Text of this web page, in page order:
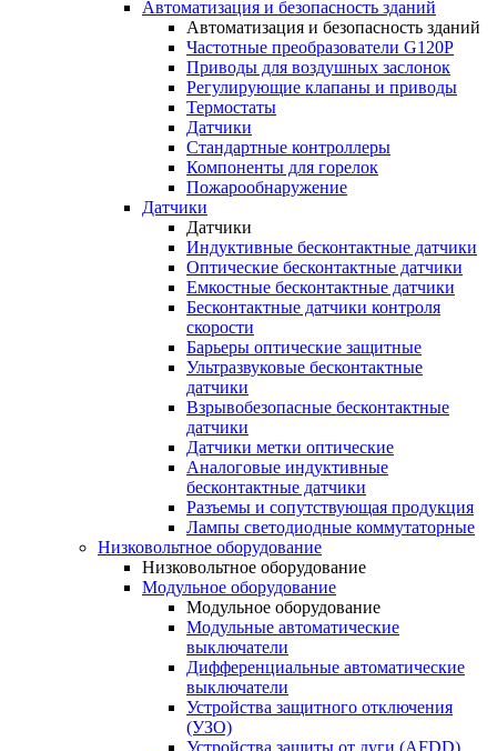
Автоматизация и безопасность зданий
Автоматизация и безопасность зданий
Частотные преобразователи G120P
Приводы для воздушных заслонок
Регулирующие клапаны и приводы
Термостаты
Датчики
Стандартные контроллеры
Компоненты для горелок
Пожарообнаружение
Датчики
Датчики
Индуктивные бесконтактные датчики
Оптические бесконтактные датчики
Емкостные бесконтактные датчики
Бесконтактные датчики контроля
скорости
Барьеры оптические защитные
Ультразвуковые бесконтактные
датчики
Взрывобезопасные бесконтактные
датчики
Датчики метки оптические
Аналоговые индуктивные
бесконтактные датчики
Разъемы и сопутствующая продукция
Лампы светодиодные коммутаторные
Низковольтное оборудование
Низковольтное оборудование
Модульное оборудование
Модульное оборудование
Модульные автоматические
выключатели
Дифференциальные автоматические
выключатели
Устройства защитного отключения
(УЗО)
Устройства защиты от дуги (AFDD)